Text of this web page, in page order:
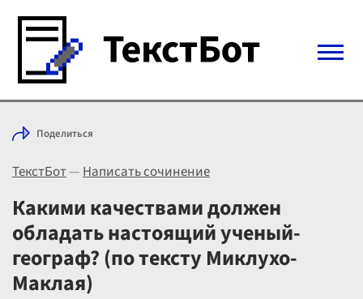
Войти с Telegram
Выбрать режим
Цены
Поделиться
ТекстБот—Написать сочинение
Какими качествами должен
обладать настоящий ученый-
географ? (по тексту Миклухо-
Маклая)